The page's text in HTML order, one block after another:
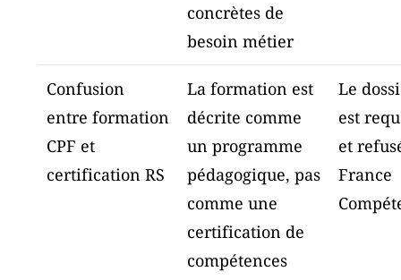
concrètes de
besoin métier
Confusion
entre formation
CPF et
certification RS
La formation est
décrite comme
un programme
pédagogique, pas
comme une
certification de
compétences
Le
est
et
France